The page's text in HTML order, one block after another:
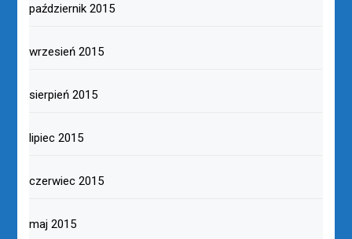
październik 2015
wrzesień 2015
sierpień 2015
lipiec 2015
czerwiec 2015
maj 2015